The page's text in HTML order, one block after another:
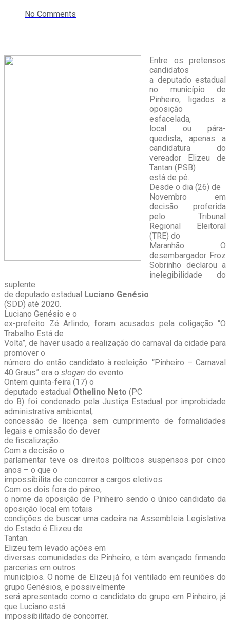
No Comments
Entre os pretensos
candidatos
a deputado estadual
no município de
Pinheiro, ligados a
oposição
esfacelada,
local ou pára-
quedista, apenas a
candidatura do
vereador Elizeu de
Tantan (PSB)
está de pé.
Desde o dia (26) de
Novembro em
decisão proferida
pelo Tribunal
Regional Eleitoral
(TRE) do
Maranhão. O
desembargador Froz
Sobrinho declarou a
inelegibilidade do
suplente
de deputado estadual Luciano Genésio
(SDD) até 2020.
Luciano Genésio e o
ex-prefeito Zé Arlindo, foram acusados pela coligação “O
Trabalho Está de
Volta”, de haver usado a realização do carnaval da cidade para
promover o
número do então candidato à reeleição. “Pinheiro – Carnaval
40 Graus” era o slogan do evento.
Ontem quinta-feira (17) o
deputado estadual Othelino Neto (PC
do B) foi condenado pela Justiça Estadual por improbidade
administrativa ambiental,
concessão de licença sem cumprimento de formalidades
legais e omissão do dever
de fiscalização.
Com a decisão o
parlamentar teve os direitos políticos suspensos por cinco
anos – o que o
impossibilita de concorrer a cargos eletivos.
Com os dois fora do páreo,
o nome da oposição de Pinheiro sendo o único candidato da
oposição local em totais
condições de buscar uma cadeira na Assembleia Legislativa
do Estado é Elizeu de
Tantan.
Elizeu tem levado ações em
diversas comunidades de Pinheiro, e têm avançado firmando
parcerias em outros
municípios. O nome de Elizeu já foi ventilado em reuniões do
grupo Genésios, e possivelmente
será apresentado como o candidato do grupo em Pinheiro, já
que Luciano está
impossibilitado de concorrer.